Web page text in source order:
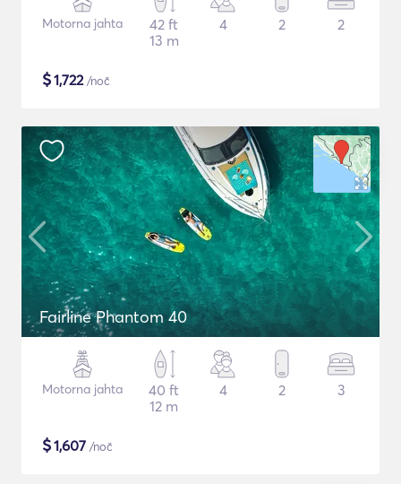
Motorna jahta
42 ft
13 m
4 2 2
$1,722/noč
Fairline Phantom 40
Motorna jahta
40 ft
12 m
4 2 3
$1,607 /noč